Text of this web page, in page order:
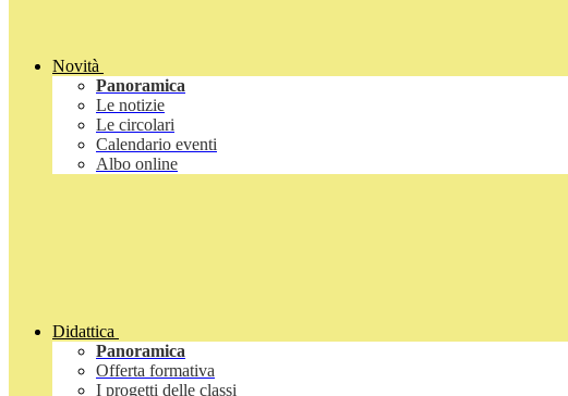
Novità
Panoramica
Le notizie
Le circolari
Calendario eventi
Albo online
Didattica
Panoramica
Offerta formativa
I progetti delle classi